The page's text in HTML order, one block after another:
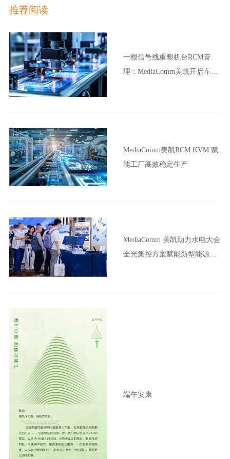
推荐阅读
一根信号线重塑机台RCM管
理：MediaComm美凯开启车企
MediaComm美凯RCM KVM 赋
能工厂高效稳定生产
MediaComm 美凯助力水电大会
全光集控方案赋能新型能源体
端午安康